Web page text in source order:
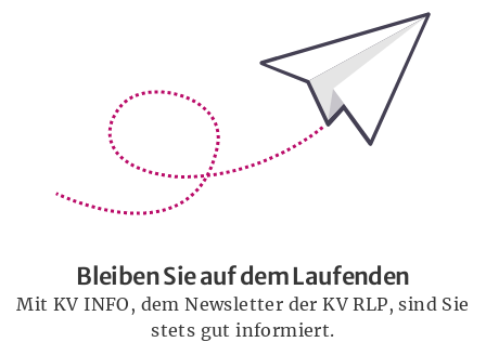
Bleiben Sie auf dem Laufenden
Mit KV INFO, dem Newsletter der KV RLP, sind Sie
stets gut informiert.